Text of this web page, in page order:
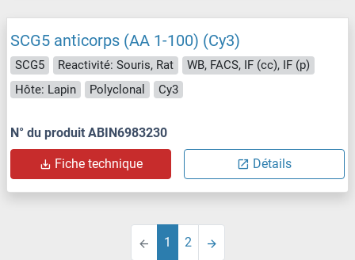
SCG5 anticorps (AA 1-100) (Cy3)
SCG5 Reactivité: Souris, Rat
WB, FACS, IF (cc), IF (p)
Hôte: Lapin
Polyclonal Cy3
N° du produit ABIN6983230
Fiche technique Détails
1 2